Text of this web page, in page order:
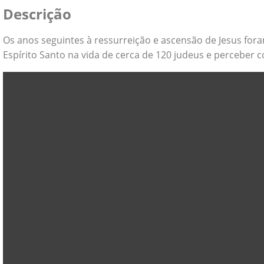
Descrição
Os anos seguintes à ressurreição e ascensão de Jesus
Espírito Santo na vida de cerca de 120 judeus e